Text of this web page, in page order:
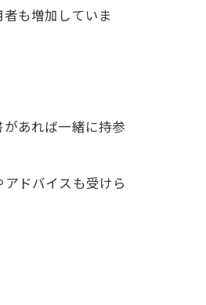
も増加していま
あれば一緒に持参
ドバイスも受けら